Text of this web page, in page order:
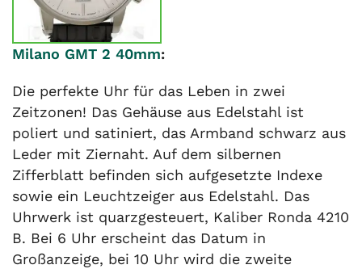
Milano GMT 2 40mm:
Die perfekte Uhr für das Leben in zwei
Zeitzonen! Das Gehäuse aus Edelstahl ist
poliert und satiniert, das Armband schwarz aus
Leder mit Ziernaht. Auf dem silbernen
Zifferblatt befinden sich aufgesetzte Indexe
sowie ein Leuchtzeiger aus Edelstahl. Das
Uhrwerk ist quarzgesteuert, Kaliber Ronda 4210
B. Bei 6 Uhr erscheint das Datum in
Großanzeige, bei 10 Uhr wird die zweite